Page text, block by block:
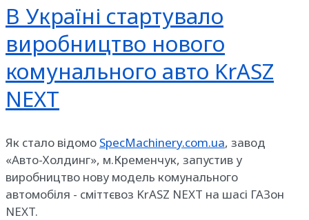
В Україні стартувало
виробництво нового
комунального авто KrASZ
NEXT
Як стало відомо SpecMachinery.com.ua, завод
«Авто-Холдинг», м.Кременчук, запустив у
виробництво нову модель комунального
автомобіля - сміттєвоз KrASZ NEXT на шасі ГАЗон
NEXT.